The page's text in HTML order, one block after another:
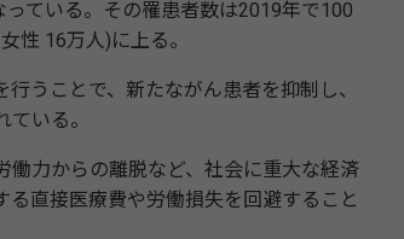
ている。その罹患者数は2019年で100
性 16万人)に上る。
うことで、新たながん患者を抑制し、
いる。
力からの離脱など、社会に重大な経済
直接医療費や労働損失を回避すること